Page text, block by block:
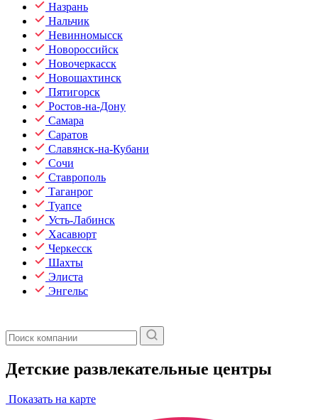
Назрань
Нальчик
Невинномысск
Новороссийск
Новочеркасск
Новошахтинск
Пятигорск
Ростов-на-Дону
Самара
Саратов
Славянск-на-Кубани
Сочи
Ставрополь
Таганрог
Туапсе
Усть-Лабинск
Хасавюрт
Черкесск
Шахты
Элиста
Энгельс
Детские развлекательные центры
Показать на карте